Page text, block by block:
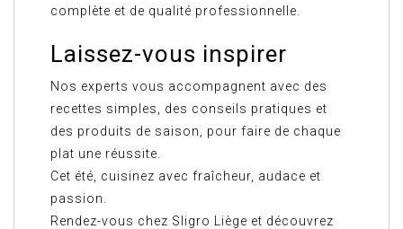
complète et de qualité professionnelle.
Laissez-vous inspirer
Nos experts vous accompagnent avec des
recettes simples, des conseils pratiques et
des produits de saison, pour faire de chaque
plat une réussite.
Cet été, cuisinez avec fraîcheur, audace et
passion.
Rendez-vous chez Sligro Liège et découvrez